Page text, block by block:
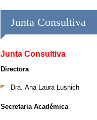
Junta Consultiva
Junta Consultiva
Directora
Dra. Ana Laura Lusnich
Secretaria Académica